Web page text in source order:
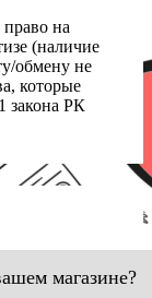
на
(наличие
обмену не
которые
закона РК
магазине?